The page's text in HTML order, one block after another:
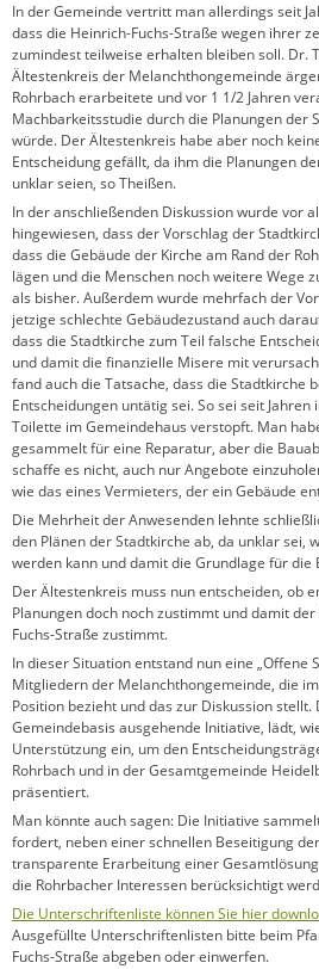
In der Gemeinde vertritt man allerdings seit
dass die Heinrich-Fuchs-Straße wegen ihrer
zumindest teilweise erhalten bleiben soll. Dr.
Ältestenkreis der Melanchthongemeinde
Rohrbach erarbeitete und vor 1 1/2 Jahren
Machbarkeitsstudie durch die Planungen der
würde. Der Ältestenkreis habe aber noch
Entscheidung gefällt, da ihm die Planungen
unklar seien, so Theißen.
In der anschließenden Diskussion wurde vor
hingewiesen, dass der Vorschlag der
dass die Gebäude der Kirche am Rand der
lägen und die Menschen noch weitere Wege
als bisher. Außerdem wurde mehrfach der
jetzige schlechte Gebäudezustand auch
dass die Stadtkirche zum Teil falsche
und damit die finanzielle Misere mit
fand auch die Tatsache, dass die Stadtkirche
Entscheidungen untätig sei. So sei seit
Toilette im Gemeindehaus verstopft. Man
gesammelt für eine Reparatur, aber die
schaffe es nicht, auch nur Angebote
wie das eines Vermieters, der ein Gebäude
Die Mehrheit der Anwesenden lehnte
den Plänen der Stadtkirche ab, da unklar sei,
werden kann und damit die Grundlage für die
Der Ältestenkreis muss nun entscheiden, ob
Planungen doch noch zustimmt und damit
Fuchs-Straße zustimmt.
In dieser Situation entstand nun eine „Offene
Mitgliedern der Melanchthongemeinde, die
Position bezieht und das zur Diskussion stellt.
Gemeindebasis ausgehende Initiative, lädt,
Unterstützung ein, um den
Rohrbach und in der Gesamtgemeinde
präsentiert.
Man könnte auch sagen: Die Initiative
fordert, neben einer schnellen Beseitigung
transparente Erarbeitung einer
die Rohrbacher Interessen berücksichtigt
Die Unterschriftenliste können Sie hier
Ausgefüllte Unterschriftenlisten bitte beim
Fuchs-Straße abgeben oder einwerfen.